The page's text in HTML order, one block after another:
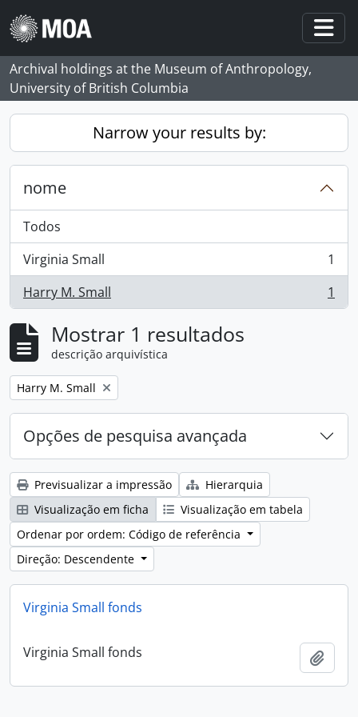
Skip to main content
Archival holdings at the Museum of Anthropology,
University of British Columbia
Narrow your results by:
nome
Todos
Virginia Small
, 1 resultados
1
Harry M. Small
, 1 resultados 1
Mostrar 1 resultados
descrição arquivística
Remove filter:
Harry M. Small
Opções de pesquisa avançada
Previsualizar a impressão
Hierarquia
Visualização em ficha
Visualização em tabela
Ordenar por ordem: Código de referência
Direção: Descendente
Virginia Small fonds
Virginia Small fonds